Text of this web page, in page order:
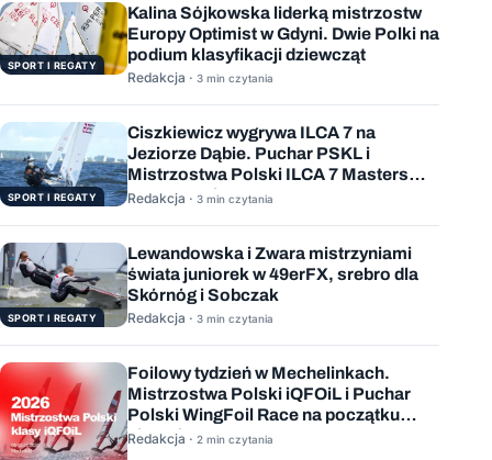
SPORT I REGATY
Kalina Sójkowska liderką mistrzostw
Europy Optimist w Gdyni. Dwie Polki na
podium klasyfikacji dziewcząt
Redakcja · 3 min czytania
SPORT I REGATY
Ciszkiewicz wygrywa ILCA 7 na
Jeziorze Dąbie. Puchar PSKL i
Mistrzostwa Polski ILCA 7 Masters
rozstrzygnięte
Redakcja · 3 min czytania
SPORT I REGATY
Lewandowska i Zwara mistrzyniami
świata juniorek w 49erFX, srebro dla
Skórnóg i Sobczak
Redakcja · 3 min czytania
Foilowy tydzień w Mechelinkach.
Mistrzostwa Polski iQFOiL i Puchar
Polski WingFoil Race na początku
sierpnia
Redakcja · 2 min czytania